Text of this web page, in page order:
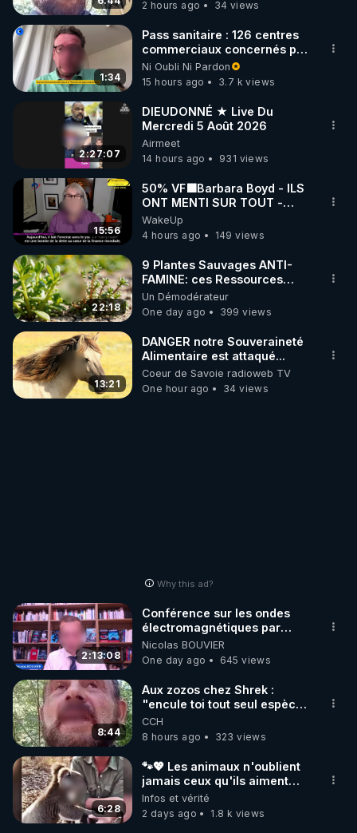
code : REGENERE10
▶ 30 jours gratuit sur l’application de méditation et
de bien-être ENVOL :
Rendez-vous sur https://www.envol.app/code
le code : REGENERE
2 hours ago
34 views
1:34
Pass sanitaire : 126 centres
commerciaux concernés par
l'obligation dans toute la
France
Ni Oubli Ni Pardon
15 hours ago
3.7 k views
2:27:07
DIEUDONNÉ ★ Live Du
Mercredi 5 Août 2026
Airmeet
14 hours ago
931 views
15:56
50% VF🟩Barbara Boyd - ILS
ONT MENTI SUR TOUT -
Jocelyne Traduction
WakeUp
4 hours ago
149 views
22:18
9 Plantes Sauvages ANTI-
FAMINE: ces Ressources
JARDIN&des Haies
Un Démodérateur
One day ago
399 views
13:21
DANGER notre Souveraineté
Alimentaire est attaqué...
Coeur de Savoie radioweb TV
One hour ago
34 views
Why this ad?
2:13:08
Conférence sur les ondes
électromagnétiques par
Grégoire Caustru et Bart de
Wever !
Nicolas BOUVIER
One day ago
645 views
8:44
Aux zozos chez Shrek :
"encule toi tout seul espèce
de mal polish"
CCH
8 hours ago
323 views
6:28
🐾💖 Les animaux n'oublient
jamais ceux qu'ils aiment…
🥹❤️
Infos et vérité
2 days ago
1.8 k views